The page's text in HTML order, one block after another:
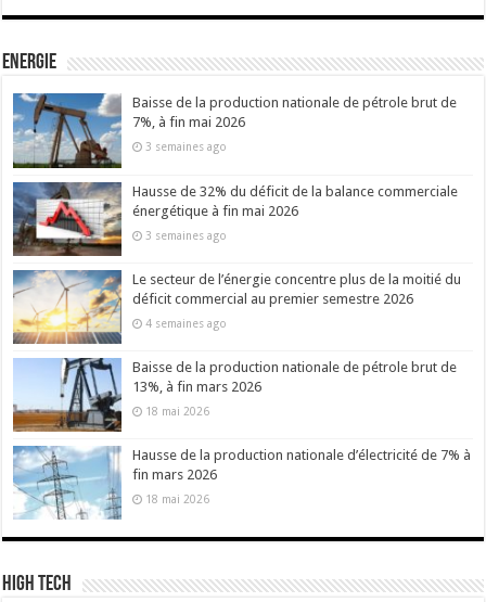
Energie
Baisse de la production nationale de pétrole brut de
7%, à fin mai 2026
3 semaines ago
Hausse de 32% du déficit de la balance commerciale
énergétique à fin mai 2026
3 semaines ago
Le secteur de l’énergie concentre plus de la moitié du
déficit commercial au premier semestre 2026
4 semaines ago
Baisse de la production nationale de pétrole brut de
13%, à fin mars 2026
18 mai 2026
Hausse de la production nationale d’électricité de 7% à
fin mars 2026
18 mai 2026
High Tech